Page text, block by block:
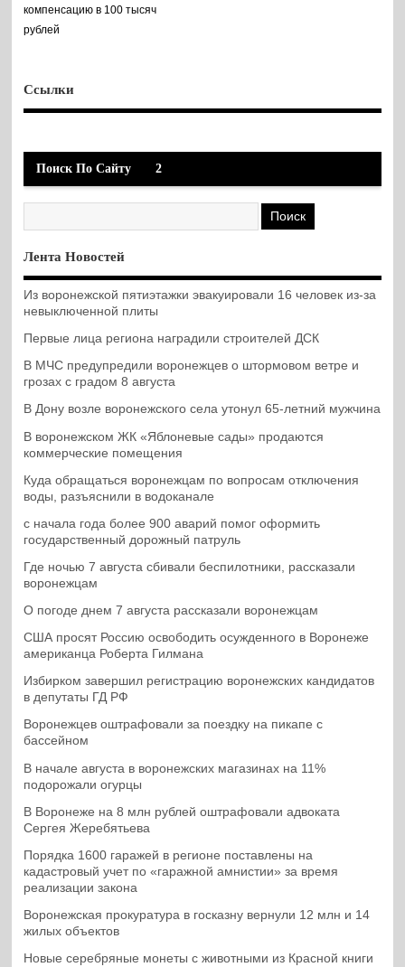
компенсацию в 100 тысяч
рублей
Ссылки
Поиск По Сайту 2
Лента Новостей
Из воронежской пятиэтажки эвакуировали 16 человек из-за
невыключенной плиты
Первые лица региона наградили строителей ДСК
В МЧС предупредили воронежцев о штормовом ветре и
грозах с градом 8 августа
В Дону возле воронежского села утонул 65-летний мужчина
В воронежском ЖК «Яблоневые сады» продаются
коммерческие помещения
Куда обращаться воронежцам по вопросам отключения
воды, разъяснили в водоканале
с начала года более 900 аварий помог оформить
государственный дорожный патруль
Где ночью 7 августа сбивали беспилотники, рассказали
воронежцам
О погоде днем 7 августа рассказали воронежцам
США просят Россию освободить осужденного в Воронеже
американца Роберта Гилмана
Избирком завершил регистрацию воронежских кандидатов
в депутаты ГД РФ
Воронежцев оштрафовали за поездку на пикапе с
бассейном
В начале августа в воронежских магазинах на 11%
подорожали огурцы
В Воронеже на 8 млн рублей оштрафовали адвоката
Сергея Жеребятьева
Порядка 1600 гаражей в регионе поставлены на
кадастровый учет по «гаражной амнистии» за время
реализации закона
Воронежская прокуратура в госказну вернули 12 млн и 14
жилых объектов
Новые серебряные монеты с животными из Красной книги